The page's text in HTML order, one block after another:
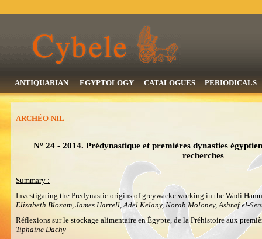
ANTIQUARIAN EGYPTOLOGY CATALOGUES PERIODICALS
ARCHÉO-NIL
N° 24 - 2014. Prédynastique et premières dynasties
recherches
Summary :
Investigating the Predynastic origins of greywacke working in the Wadi
Elizabeth Bloxam, James Harrell, Adel Kelany, Norah Moloney, Ashraf el-
Réflexions sur le stockage alimentaire en Égypte, de la Préhistoire aux
Tiphaine Dachy